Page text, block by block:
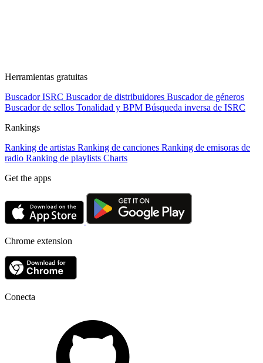
Herramientas gratuitas
Buscador ISRC Buscador de distribuidores Buscador de géneros
Buscador de sellos Tonalidad y BPM Búsqueda inversa de ISRC
Rankings
Ranking de artistas Ranking de canciones Ranking de emisoras de
radio Ranking de playlists Charts
Get the apps
Chrome extension
Conecta